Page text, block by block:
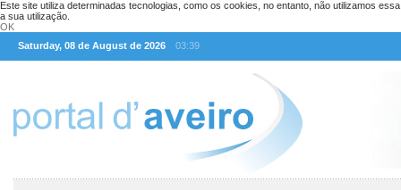
Este site utiliza determinadas tecnologias, como os cookies, no entanto, não utilizamos
a sua utilização.
OK
Saturday, 08 de August de 2026
03:39